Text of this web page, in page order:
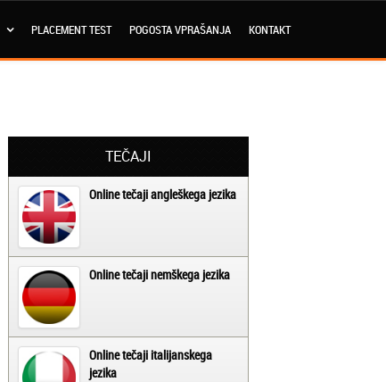
PLACEMENT TEST POGOSTA VPRAŠANJA KONTAKT
TEČAJI
Online tečaji angleškega jezika
Online tečaji nemškega jezika
Online tečaji italijanskega
jezika